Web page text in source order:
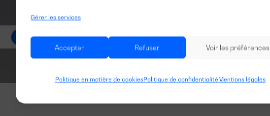
Gérer les services
Accepter Refuser Voir les préférences
Politique en matière de cookiesPolitique de confidentialitéMentions légales